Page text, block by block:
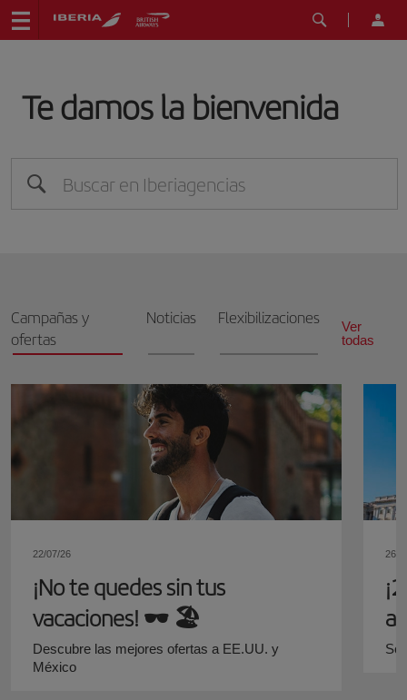
Te damos la bienvenida
Campañas y
ofertas
Noticias Flexibilizaciones
Ver
todas
22/07/26
¡No te quedes sin tus
vacaciones!​ 🕶️ 🏖️
Descubre las mejores ofertas a EE.UU. y
México
26/
y